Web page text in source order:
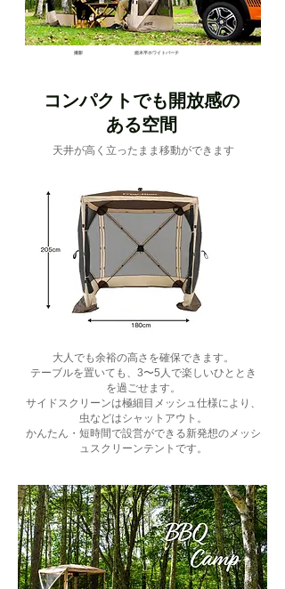
姫木平ホワイトバーチ
撮影
コンパクトでも開放感の
ある空間
天井が高く立ったまま移動ができます
大人でも余裕の高さを確保できます。
テーブルを置いても、3〜5人で楽しいひととき
を過ごせます。
サイドスクリーンは極細目メッシュ仕様により、
虫などはシャットアウト。
かんたん・短時間で設営ができる新発想のメッシ
ュスクリーンテントです。